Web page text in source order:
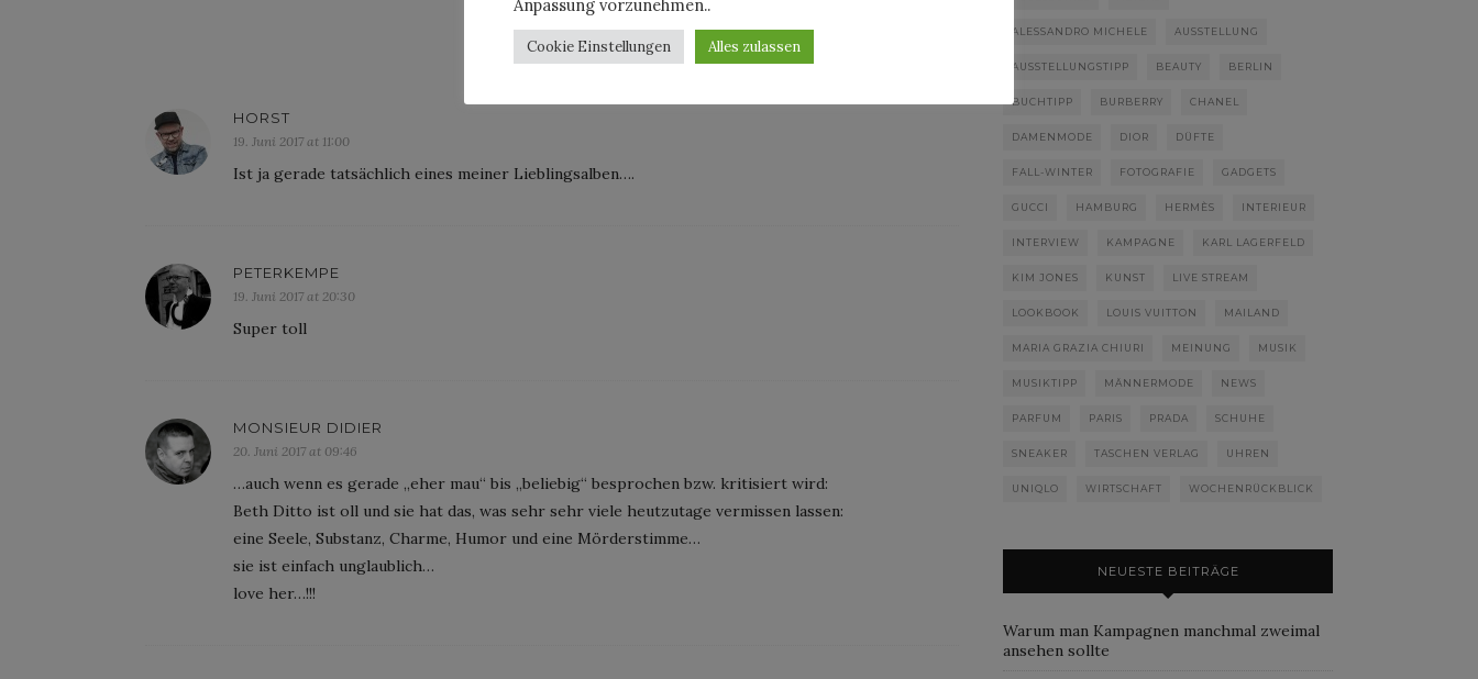
HORST
19. Juni 2017 at 11:00
Ist ja gerade tatsächlich eines meiner Lieblingsalben….
PETERKEMPE
19. Juni 2017 at 20:30
Super toll
MONSIEUR DIDIER
20. Juni 2017 at 09:46
…auch wenn es gerade „eher mau“ bis „beliebig“ besprochen bzw. kritisiert wird:
Beth Ditto ist oll und sie hat das, was sehr sehr viele heutzutage vermissen lassen:
eine Seele, Substanz, Charme, Humor und eine Mörderstimme…
sie ist einfach unglaublich…
love her…!!!
ALESSANDRO MICHELE AUSSTELLUNG
AUSSTELLUNGSTIPP BEAUTY BERLIN
BUCHTIPP BURBERRY CHANEL
DAMENMODE DIOR DÜFTE
FALL-WINTER FOTOGRAFIE GADGETS
GUCCI HAMBURG HERMÈS INTERIEUR
INTERVIEW KAMPAGNE KARL LAGERFELD
KIM JONES KUNST LIVE STREAM
LOOKBOOK LOUIS VUITTON MAILAND
MARIA GRAZIA CHIURI MEINUNG MUSIK
MUSIKTIPP MÄNNERMODE NEWS
PARFUM PARIS PRADA SCHUHE
SNEAKER TASCHEN VERLAG UHREN
UNIQLO WIRTSCHAFT WOCHENRÜCKBLICK
NEUESTE BEITRÄGE
Warum man Kampagnen manchmal zweimal
ansehen sollte
Anpassung vorzunehmen..
Cookie Einstellungen Alles zulassen